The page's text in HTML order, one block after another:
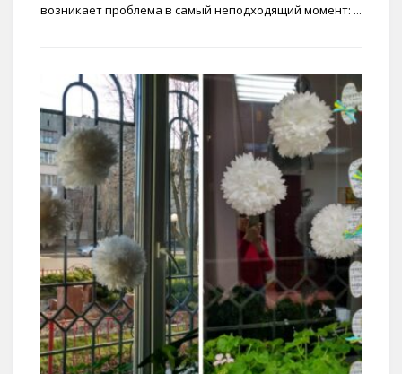
возникает проблема в самый неподходящий момент: ...